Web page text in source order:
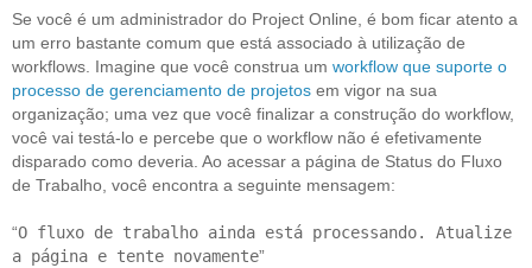
Se você é um administrador do Project Online, é bom ficar atento a
um erro bastante comum que está associado à utilização de
workflows. Imagine que você construa um workflow que suporte o
processo de gerenciamento de projetos em vigor na sua
organização; uma vez que você finalizar a construção do workflow,
você vai testá-lo e percebe que o workflow não é efetivamente
disparado como deveria. Ao acessar a página de Status do Fluxo
de Trabalho, você encontra a seguinte mensagem:
“O fluxo de trabalho ainda está processando. Atualize
a página e tente novamente”